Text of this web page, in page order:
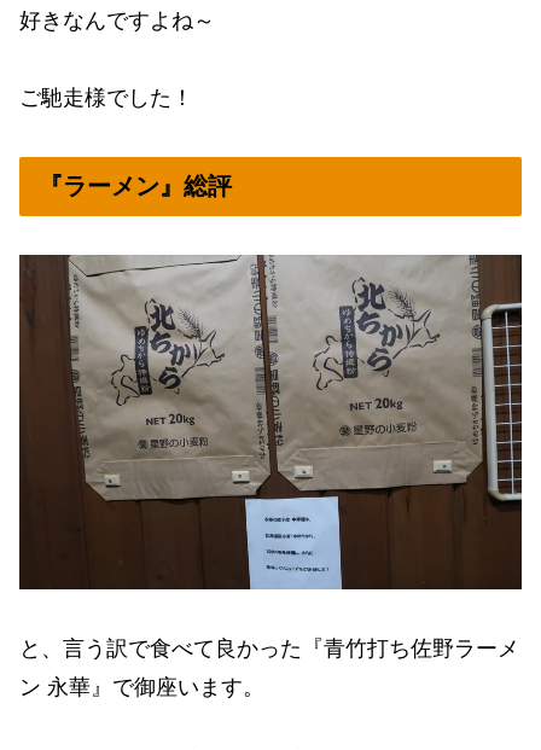
好きなんですよね～
ご馳走様でした！
『ラーメン』総評
と、言う訳で食べて良かった『青竹打ち佐野ラーメ
ン 永華』で御座います。